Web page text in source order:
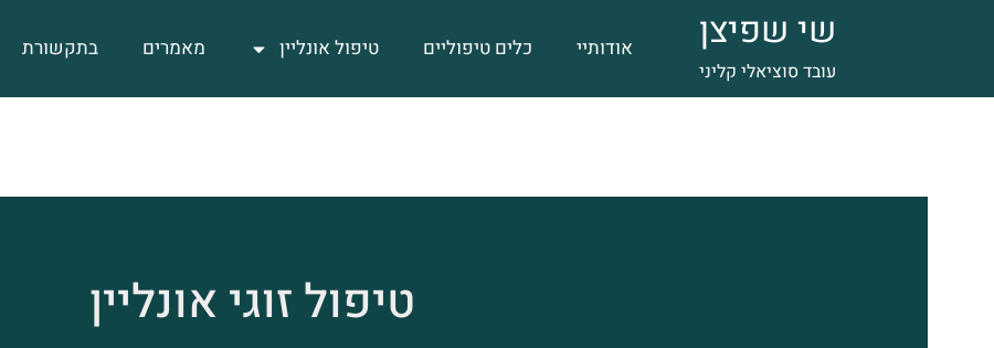
שי שפיצן
עובד סוציאלי קליני
אודותיי כלים טיפוליים טיפול אונליין מאמרים בתקשורת
טיפול זוגי אונליין